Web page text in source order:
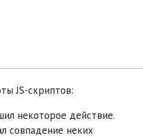
JS-скриптов:
некоторое действие.
совпадение неких